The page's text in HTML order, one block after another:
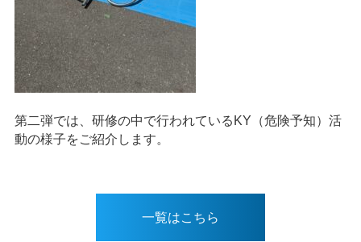
第二弾では、研修の中で行われているKY（危険予知）活
動の様子をご紹介します。
一覧はこちら